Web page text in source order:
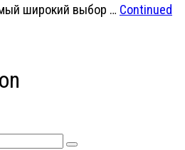
широкий выбор … Continued